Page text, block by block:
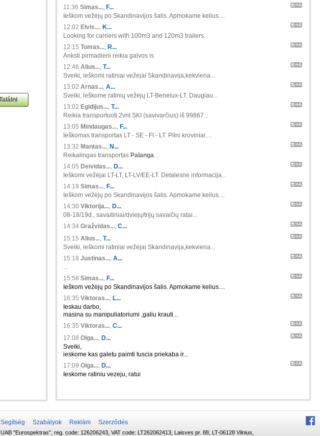
11:36 Simas..., F...
Ieškom vežėjų po Skandinavijos šalis. Apmokame kelius....
12:02 Elvis..., K...
Looking for carriers with 100m3 and 120m3 trailers...
12:15 Tomas..., R...
Anksti pirmadieni reikia galvos is
12:46 Alius..., T...
Sveiki, ieškomi ratiniai vežėjai Skandinavija,kekviena...
13:02 Arnas..., A...
Sveiki, ieškome ratinių vežėjų LT-Benelux-LT. Daugiau...
13:02 Egidijus..., T...
Reikia transportuoti 2vnt SKI (savivarčius) iš 99867...
13:05 Mindaugas..., F...
Ieškomas transportas LT - SE - FI - LT. Pilni kroviniai....
13:32 Mantas..., N...
Reikalingas transportas Palanga...
14:05 Deividas..., D...
Ieškomi vežėjai LT-LT, LT-LV/EE-LT. Detalesnė informacija...
14:19 Simas..., F...
Ieškom vežėjų po Skandinavijos šalis. Apmokame kelius....
14:30 Viktorija..., D...
08-18/19d., savaitiniai/dviejų/trijų savaičių ratai...
14:34 Gražvidas..., C...
15:15 Alius..., T...
Sveiki, ieškomi ratiniai vežėjai Skandinavija,kekviena...
15:18 Justinas..., A...
...
15:58 Simas..., F...
Ieškom vežėjų po Skandinavijos šalis. Apmokame kelius....
16:35 Viktoras..., L...
Ieskau darbo,
masina su manipuliatoriumi ,galiu krauti...
16:35 Viktoras..., C...
17:08 Olga..., D...
Sveiki,
ieskome kas galetu paimti tuscia priekaba ir...
17:09 Olga..., D...
Ieskome ratiniu vezeju, ratui
Segítség Szabályok Reklám Szerződés
UAB "Eurospektras", reg. code: 126206243, VAT code: LT262062413, Laisves pr. 88, LT-06128 Vilnius,